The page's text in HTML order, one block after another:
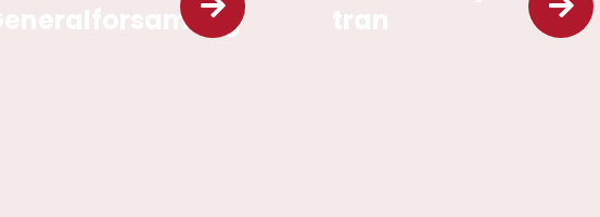
Generalforsamling